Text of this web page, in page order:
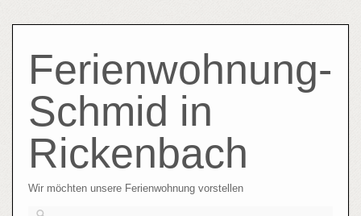
content
Ferienwohnung-
Schmid in
Rickenbach
Wir möchten unsere Ferienwohnung vorstellen